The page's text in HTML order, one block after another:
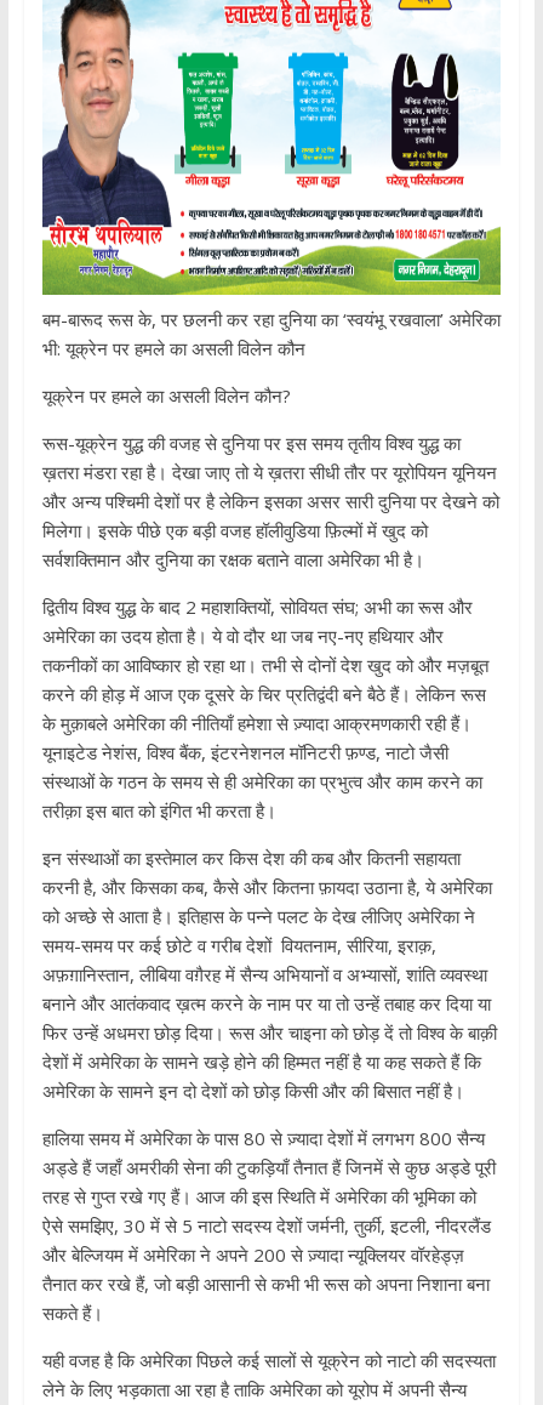
बम-बारूद रूस के, पर छलनी कर रहा दुनिया का ‘स्वयंभू रखवाला’ अमेरिका
भी: यूक्रेन पर हमले का असली विलेन कौन
यूक्रेन पर हमले का असली विलेन कौन?
रूस-यूक्रेन युद्ध की वजह से दुनिया पर इस समय तृतीय विश्व युद्ध का
ख़तरा मंडरा रहा है। देखा जाए तो ये ख़तरा सीधी तौर पर यूरोपियन यूनियन
और अन्य पश्चिमी देशों पर है लेकिन इसका असर सारी दुनिया पर देखने को
मिलेगा। इसके पीछे एक बड़ी वजह हॉलीवुडिया फ़िल्मों में खुद को
सर्वशक्तिमान और दुनिया का रक्षक बताने वाला अमेरिका भी है।
द्वितीय विश्व युद्ध के बाद 2 महाशक्तियों, सोवियत संघ; अभी का रूस और
अमेरिका का उदय होता है। ये वो दौर था जब नए-नए हथियार और
तकनीकों का आविष्कार हो रहा था। तभी से दोनों देश खुद को और मज़बूत
करने की होड़ में आज एक दूसरे के चिर प्रतिद्वंदी बने बैठे हैं। लेकिन रूस
के मुक़ाबले अमेरिका की नीतियाँ हमेशा से ज़्यादा आक्रमणकारी रही हैं।
यूनाइटेड नेशंस, विश्व बैंक, इंटरनेशनल मॉनिटरी फ़ण्ड, नाटो जैसी
संस्थाओं के गठन के समय से ही अमेरिका का प्रभुत्व और काम करने का
तरीक़ा इस बात को इंगित भी करता है।
इन संस्थाओं का इस्तेमाल कर किस देश की कब और कितनी सहायता
करनी है, और किसका कब, कैसे और कितना फ़ायदा उठाना है, ये अमेरिका
को अच्छे से आता है। इतिहास के पन्ने पलट के देख लीजिए अमेरिका ने
समय-समय पर कई छोटे व गरीब देशों वियतनाम, सीरिया, इराक़,
अफ़ग़ानिस्तान, लीबिया वग़ैरह में सैन्य अभियानों व अभ्यासों, शांति व्यवस्था
बनाने और आतंकवाद ख़त्म करने के नाम पर या तो उन्हें तबाह कर दिया या
फिर उन्हें अधमरा छोड़ दिया। रूस और चाइना को छोड़ दें तो विश्व के बाक़ी
देशों में अमेरिका के सामने खड़े होने की हिम्मत नहीं है या कह सकते हैं कि
अमेरिका के सामने इन दो देशों को छोड़ किसी और की बिसात नहीं है।
हालिया समय में अमेरिका के पास 80 से ज़्यादा देशों में लगभग 800 सैन्य
अड्डे हैं जहाँ अमरीकी सेना की टुकड़ियाँ तैनात हैं जिनमें से कुछ अड्डे पूरी
तरह से गुप्त रखे गए हैं। आज की इस स्थिति में अमेरिका की भूमिका को
ऐसे समझिए, 30 में से 5 नाटो सदस्य देशों जर्मनी, तुर्की, इटली, नीदरलैंड
और बेल्जियम में अमेरिका ने अपने 200 से ज़्यादा न्यूक्लियर वॉरहेड्ज़
तैनात कर रखे हैं, जो बड़ी आसानी से कभी भी रूस को अपना निशाना बना
सकते हैं।
यही वजह है कि अमेरिका पिछले कई सालों से यूक्रेन को नाटो की सदस्यता
लेने के लिए भड़काता आ रहा है ताकि अमेरिका को यूरोप में अपनी सैन्य